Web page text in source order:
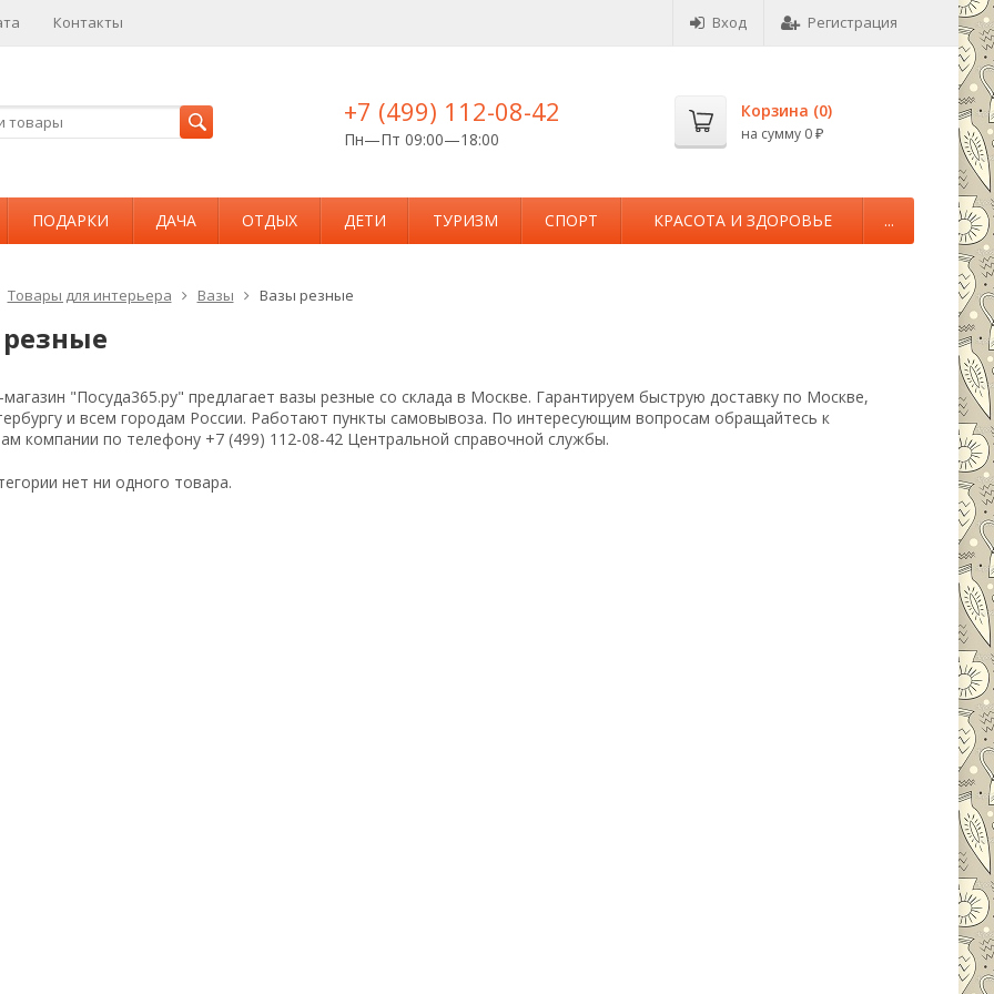
Контакты Вход Регистрация
+7 (499) 112-08-42
Пн—Пт 09:00—18:00
Корзина (0)
на сумму 0 ₽
ПОДАРКИ ДАЧА ОТДЫХ ДЕТИ ТУРИЗМ СПОРТ КРАСОТА И ЗДОРОВЬЕ ...
Товары для интерьера Вазы Вазы резные
"Посуда365.ру" предлагает вазы резные со склада в Москве. Гарантируем быструю доставку по Москве,
и всем городам России. Работают пункты самовывоза. По интересующим вопросам обращайтесь к
компании по телефону +7 (499) 112-08-42 Центральной справочной службы.
нет ни одного товара.